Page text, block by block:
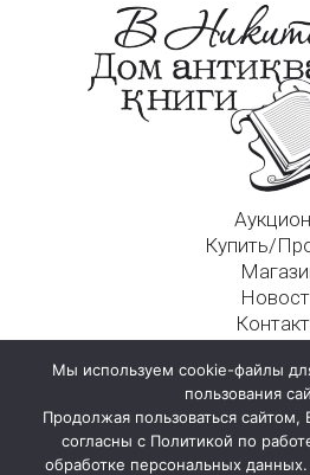
Купить/
125009, г. Москва,
Мы используем cookie-файлы
пользования
Продолжая пользоваться
согласны с Политикой по
обработке персональных